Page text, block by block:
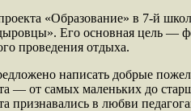
«Образование» в 7-й
Его основная цель —
проведения отдыха.
написать добрые
— от самых маленьких до
признавались в любви